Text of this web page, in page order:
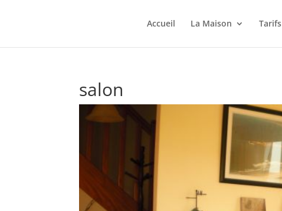
Accueil La Maison Tarifs
salon